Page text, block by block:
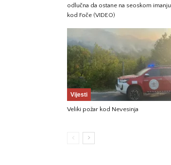
odlučna da ostane na seoskom imanju
kod Foče (VIDEO)
Vijesti
Veliki požar kod Nevesinja